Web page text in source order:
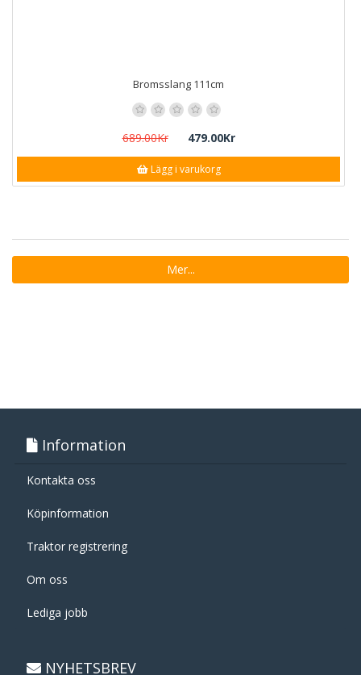
Bromsslang 111cm
689.00Kr 479.00Kr
Lägg i varukorg
Mer...
Information
Kontakta oss
Köpinformation
Traktor registrering
Om oss
Lediga jobb
NYHETSBREV